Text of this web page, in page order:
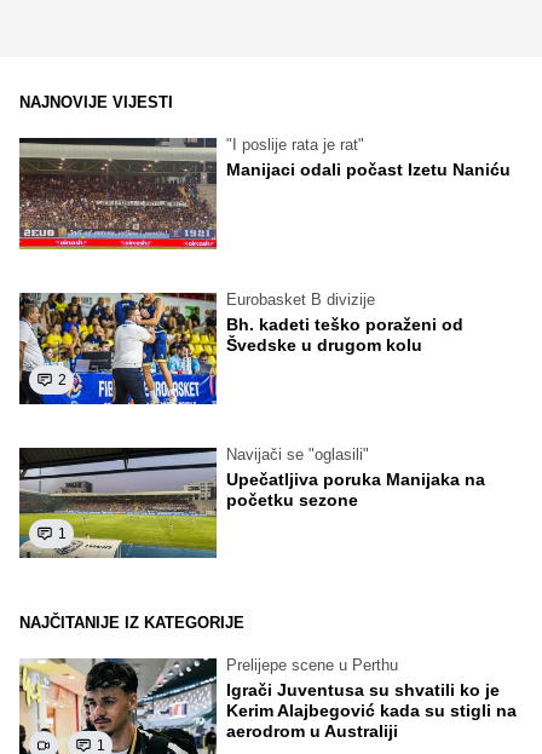
NAJNOVIJE VIJESTI
"I poslije rata je rat"
Manijaci odali počast Izetu Naniću
2
Eurobasket B divizije
Bh. kadeti teško poraženi od
Švedske u drugom kolu
1
Navijači se "oglasili"
Upečatljiva poruka Manijaka na
početku sezone
NAJČITANIJE IZ KATEGORIJE
1
Prelijepe scene u Perthu
Igrači Juventusa su shvatili ko je
Kerim Alajbegović kada su stigli na
aerodrom u Australiji